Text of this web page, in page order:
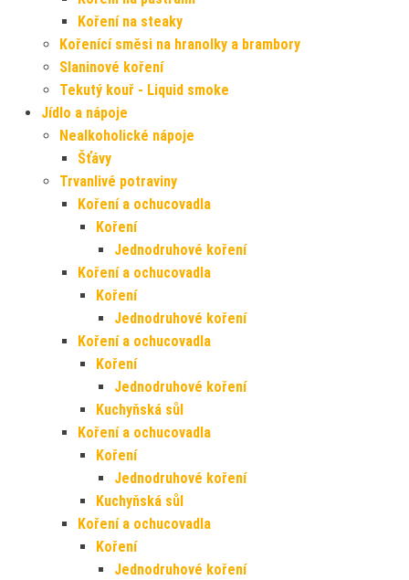
Koření na steaky
Kořenící směsi na hranolky a brambory
Slaninové koření
Tekutý kouř - Liquid smoke
Jídlo a nápoje
Nealkoholické nápoje
Šťávy
Trvanlivé potraviny
Koření a ochucovadla
Koření
Jednodruhové koření
Koření a ochucovadla
Koření
Jednodruhové koření
Koření a ochucovadla
Koření
Jednodruhové koření
Kuchyňská sůl
Koření a ochucovadla
Koření
Jednodruhové koření
Kuchyňská sůl
Koření a ochucovadla
Koření
Jednodruhové koření